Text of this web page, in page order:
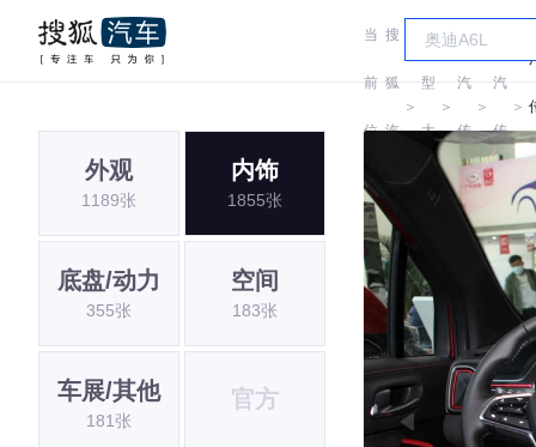
当
前
位
置:
搜
狐
汽
＞
车
型
大
＞
广
汽
传
祺
＞
汽
传
＞
外观
1189张
内饰
1855张
底盘/动力
355张
空间
183张
车展/其他
181张
官方